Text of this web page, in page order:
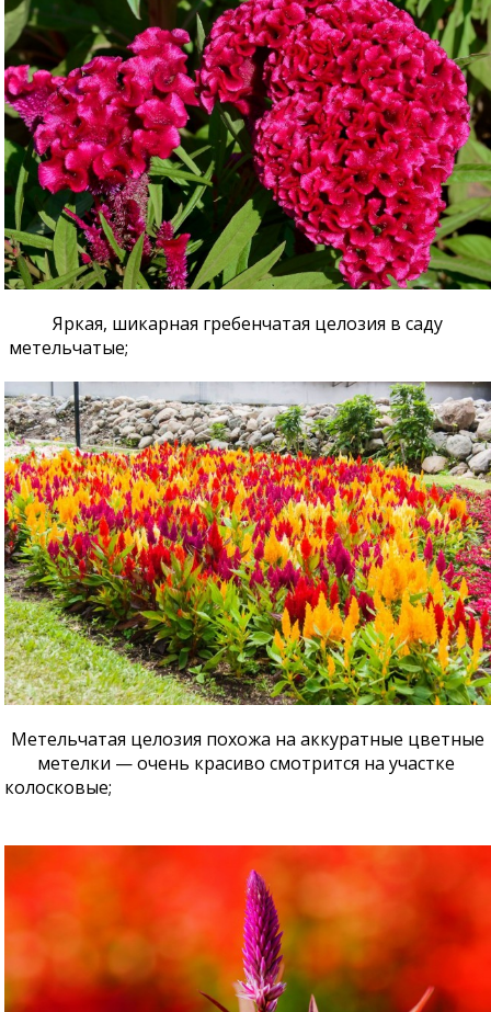
Яркая, шикарная гребенчатая целозия в саду
метельчатые;
Метельчатая целозия похожа на аккуратные цветные
метелки — очень красиво смотрится на участке
колосковые;